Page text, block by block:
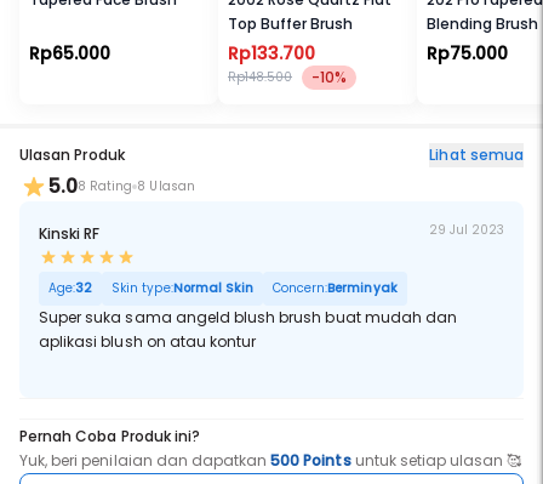
Rp65.000
Top Buffer Brush
Rp133.700
Rp148.500 -10%
Blending Brush
Rp75.000
Ulasan Produk Lihat semua
5.08 Rating 8 Ulasan
Kinski RF 29 Jul 2023
Age:32 Skin type:Normal Skin Concern:Berminyak
Super suka sama angeld blush brush buat mudah dan
aplikasi blush on atau kontur
Pernah Coba Produk ini?
Yuk, beri penilaian dan dapatkan500 Pointsuntuk setiap ulasan 🥰